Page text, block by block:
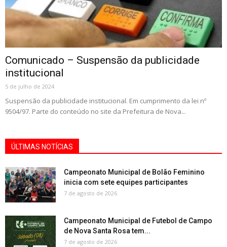
Comunicado – Suspensão da publicidade
institucional
5 de julho de 2024
Suspensão da publicidade institucional. Em cumprimento da lei nº
9504/97. Parte do conteúdo no site da Prefeitura de Nova...
ÚLTIMAS NOTÍCIAS
Campeonato Municipal de Bolão Feminino
inicia com sete equipes participantes
7 de agosto de 2026
Campeonato Municipal de Futebol de Campo
de Nova Santa Rosa tem...
7 de agosto de 2026